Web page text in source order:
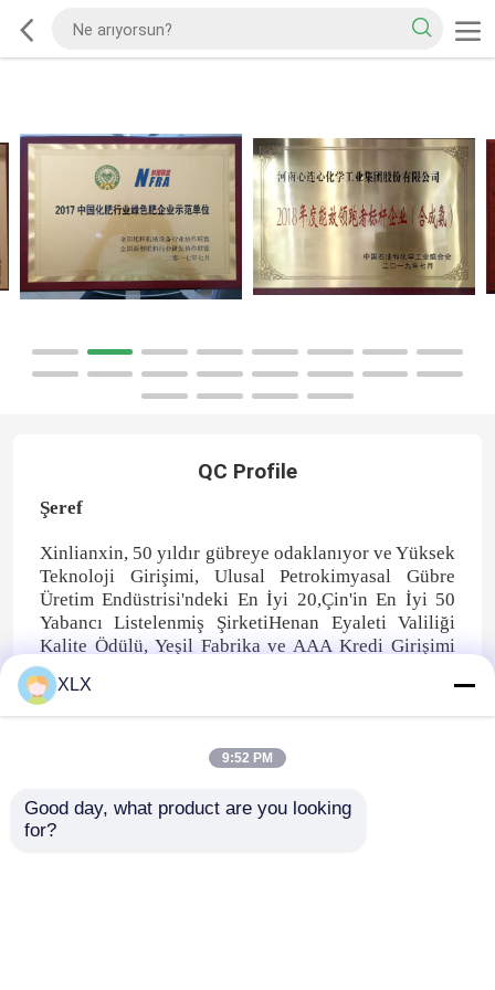
QC Profile
Şeref
Xinlianxin, 50 yıldır gübreye odaklanıyor ve Yüksek
Teknoloji Girişimi, Ulusal Petrokimyasal Gübre
Üretim Endüstrisi'ndeki En İyi 20,Çin'in En İyi 50
Yabancı Listelenmiş ŞirketiHenan Eyaleti Valiliği
Kalite Ödülü, Yeşil Fabrika ve AAA Kredi Girişimi
Kurumsal Kredi Değerlendirmesi,ve 12 yıl üst üste
Enerji Verimliliği Lider Benchmarking Enterprise
(Sentetik Amonyak) unvanına layık görüldü.
Yüksek teknoloji girişimci, gelişmiş enerji tasarrufu
kuruluşu, ulusal tarımsal kimyasal hizmet merkezi,
kurumsal kredi değerlendirmesinde AAA kredi
XLX
9:52 PM
Good day, what product are you looking
for?